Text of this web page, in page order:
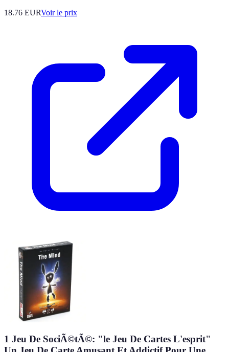
18.76 EURVoir le prix
1 Jeu De SociÃ©tÃ©: "le Jeu De Cartes L'esprit"